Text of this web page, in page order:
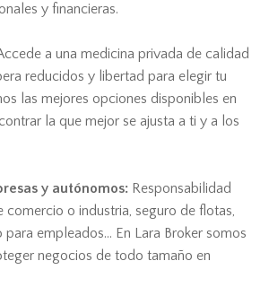
y financieras.
a una medicina privada de calidad
reducidos y libertad para elegir tu
las mejores opciones disponibles en
la que mejor se ajusta a ti y a los
y autónomos: Responsabilidad
comercio o industria, seguro de flotas,
empleados... En Lara Broker somos
negocios de todo tamaño en